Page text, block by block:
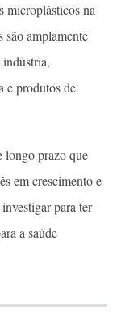
microplásticos na
são amplamente
indústria,
e produtos de
longo prazo que
em crescimento e
para ter
a saúde